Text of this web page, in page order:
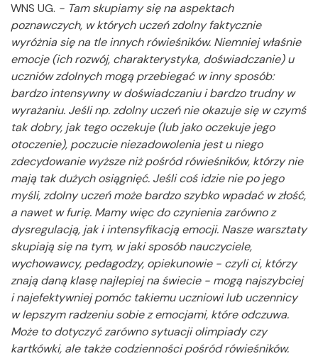
WNS UG. - Tam skupiamy się na aspektach
poznawczych, w których uczeń zdolny faktycznie
wyróżnia się na tle innych rówieśników. Niemniej właśnie
emocje (ich rozwój, charakterystyka, doświadczanie) u
uczniów zdolnych mogą przebiegać w inny sposób:
bardzo intensywny w doświadczaniu i bardzo trudny w
wyrażaniu. Jeśli np. zdolny uczeń nie okazuje się w czymś
tak dobry, jak tego oczekuje (lub jako oczekuje jego
otoczenie), poczucie niezadowolenia jest u niego
zdecydowanie wyższe niż pośród rówieśników, którzy nie
mają tak dużych osiągnięć. Jeśli coś idzie nie po jego
myśli, zdolny uczeń może bardzo szybko wpadać w złość,
a nawet w furię. Mamy więc do czynienia zarówno z
dysregulacją, jak i intensyfikacją emocji. Nasze warsztaty
skupiają się na tym, w jaki sposób nauczyciele,
wychowawcy, pedagodzy, opiekunowie - czyli ci, którzy
znają daną klasę najlepiej na świecie - mogą najszybciej
i najefektywniej pomóc takiemu uczniowi lub uczennicy
w lepszym radzeniu sobie z emocjami, które odczuwa.
Może to dotyczyć zarówno sytuacji olimpiady czy
kartkówki, ale także codzienności pośród rówieśników.